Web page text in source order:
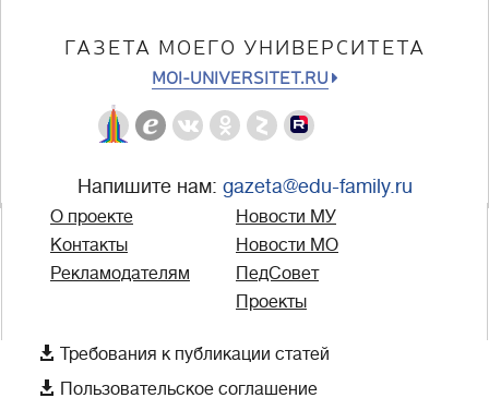
ГАЗЕТА МОЕГО УНИВЕРСИТЕТА
MOI-UNIVERSITET.RU
Напишите нам: gazeta@edu-family.ru
О проекте
Контакты
Рекламодателям
Новости МУ
Новости МО
ПедСовет
Проекты
 Требования к публикации статей
 Пользовательское соглашение